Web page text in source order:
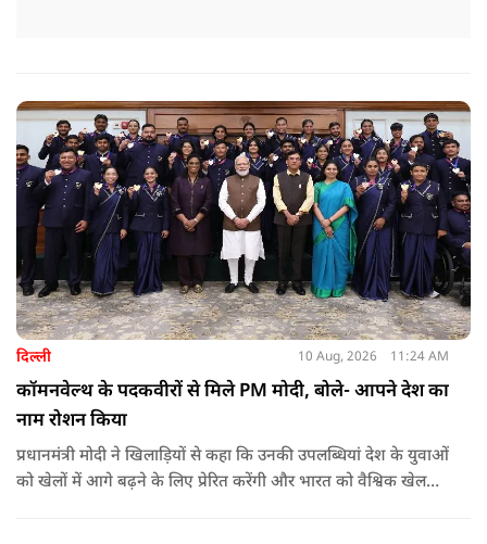
दिल्ली 10 Aug, 2026 11:24 AM
कॉमनवेल्थ के पदकवीरों से मिले PM मोदी, बोले- आपने देश का
नाम रोशन किया
प्रधानमंत्री मोदी ने खिलाड़ियों से कहा कि उनकी उपलब्धियां देश के युवाओं
को खेलों में आगे बढ़ने के लिए प्रेरित करेंगी और भारत को वैश्विक खेल